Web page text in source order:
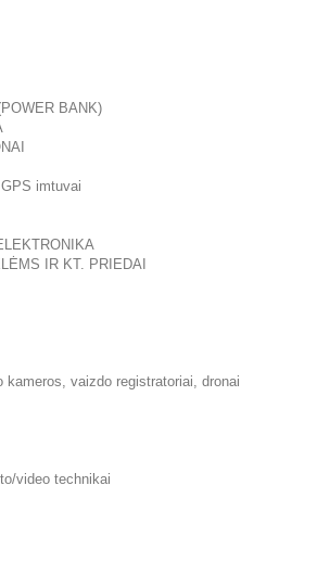
BANK)
imtuvai
IR KT. PRIEDAI
vaizdo registratoriai, dronai
video technikai